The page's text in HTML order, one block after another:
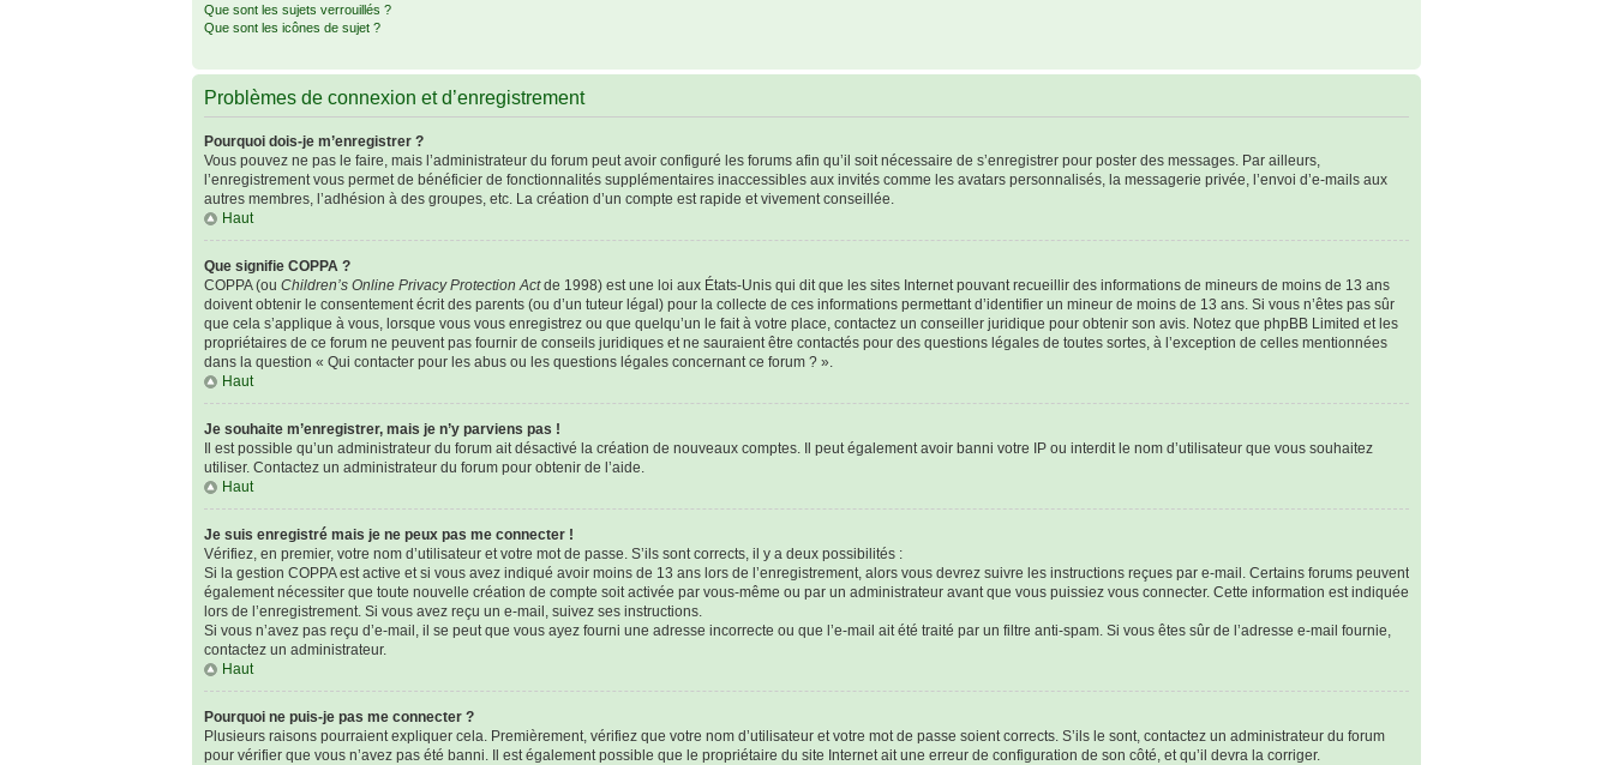
Que sont les sujets verrouillés ?
Que sont les icônes de sujet ?
Problèmes de connexion et d’enregistrement
Pourquoi dois-je m’enregistrer ?
Vous pouvez ne pas le faire, mais l’administrateur du forum peut avoir configuré les forums afin qu’il soit nécessaire de s’enregistrer pour poster des messages. Par ailleurs,
l’enregistrement vous permet de bénéficier de fonctionnalités supplémentaires inaccessibles aux invités comme les avatars personnalisés, la messagerie privée, l’envoi d’e-mails aux
autres membres, l’adhésion à des groupes, etc. La création d’un compte est rapide et vivement conseillée.
Haut
Que signifie COPPA ?
COPPA (ou Children’s Online Privacy Protection Actde 1998) est une loi aux États-Unis qui dit que les sites Internet pouvant recueillir des informations de mineurs de moins de 13 ans
doivent obtenir le consentement écrit des parents (ou d’un tuteur légal) pour la collecte de ces informations permettant d’identifier un mineur de moins de 13 ans. Si vous n’êtes pas sûr
que cela s’applique à vous, lorsque vous vous enregistrez ou que quelqu’un le fait à votre place, contactez un conseiller juridique pour obtenir son avis. Notez que phpBB Limited et les
propriétaires de ce forum ne peuvent pas fournir de conseils juridiques et ne sauraient être contactés pour des questions légales de toutes sortes, à l’exception de celles mentionnées
dans la question « Qui contacter pour les abus ou les questions légales concernant ce forum ? ».
Haut
Je souhaite m’enregistrer, mais je n’y parviens pas !
Il est possible qu’un administrateur du forum ait désactivé la création de nouveaux comptes. Il peut également avoir banni votre IP ou interdit le nom d’utilisateur que vous souhaitez
utiliser. Contactez un administrateur du forum pour obtenir de l’aide.
Haut
Je suis enregistré mais je ne peux pas me connecter !
Vérifiez, en premier, votre nom d’utilisateur et votre mot de passe. S’ils sont corrects, il y a deux possibilités :
Si la gestion COPPA est active et si vous avez indiqué avoir moins de 13 ans lors de l’enregistrement, alors vous devrez suivre les instructions reçues par e-mail. Certains forums peuvent
également nécessiter que toute nouvelle création de compte soit activée par vous-même ou par un administrateur avant que vous puissiez vous connecter. Cette information est indiquée
lors de l’enregistrement. Si vous avez reçu un e-mail, suivez ses instructions.
Si vous n’avez pas reçu d’e-mail, il se peut que vous ayez fourni une adresse incorrecte ou que l’e-mail ait été traité par un filtre anti-spam. Si vous êtes sûr de l’adresse e-mail fournie,
contactez un administrateur.
Haut
Pourquoi ne puis-je pas me connecter ?
Plusieurs raisons pourraient expliquer cela. Premièrement, vérifiez que votre nom d’utilisateur et votre mot de passe soient corrects. S’ils le sont, contactez un administrateur du forum
pour vérifier que vous n’avez pas été banni. Il est également possible que le propriétaire du site Internet ait une erreur de configuration de son côté, et qu’il devra la corriger.